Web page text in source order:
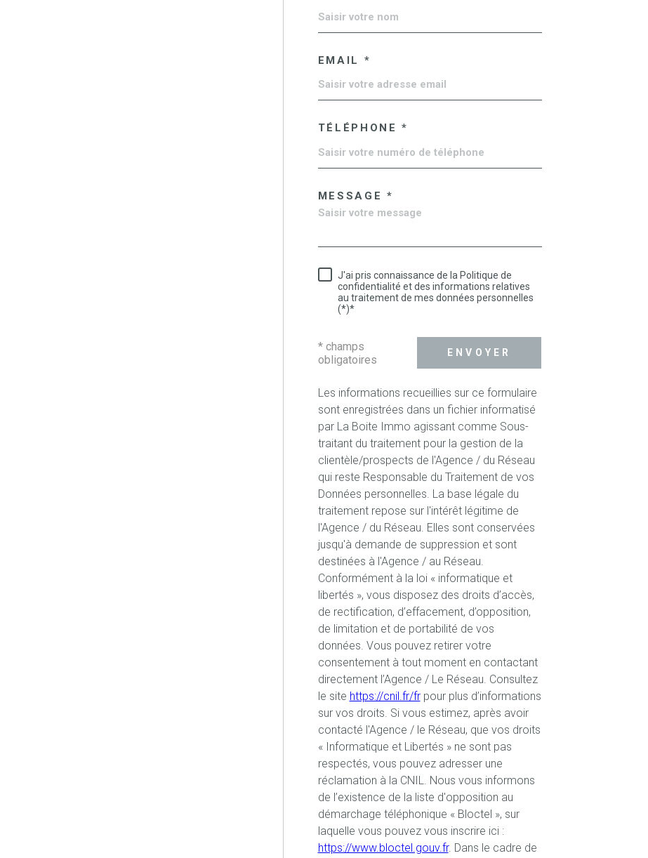
EMAIL *
TÉLÉPHONE *
MESSAGE *
J'ai pris connaissance de la Politique de
confidentialité et des informations relatives
au traitement de mes données personnelles
(*)*
* champs
obligatoires
ENVOYER
Les informations recueillies sur ce formulaire
sont enregistrées dans un fichier informatisé
par La Boite Immo agissant comme Sous-
traitant du traitement pour la gestion de la
clientèle/prospects de l'Agence / du Réseau
qui reste Responsable du Traitement de vos
Données personnelles. La base légale du
traitement repose sur l'intérêt légitime de
l'Agence / du Réseau. Elles sont conservées
jusqu'à demande de suppression et sont
destinées à l'Agence / au Réseau.
Conformément à la loi « informatique et
libertés », vous disposez des droits d’accès,
de rectification, d’effacement, d’opposition,
de limitation et de portabilité de vos
données. Vous pouvez retirer votre
consentement à tout moment en contactant
directement l’Agence / Le Réseau. Consultez
le site https://cnil.fr/frpour plus d’informations
sur vos droits. Si vous estimez, après avoir
contacté l'Agence / le Réseau, que vos droits
« Informatique et Libertés » ne sont pas
respectés, vous pouvez adresser une
réclamation à la CNIL. Nous vous informons
de l’existence de la liste d'opposition au
démarchage téléphonique « Bloctel », sur
laquelle vous pouvez vous inscrire ici :
https://www.bloctel.gouv.fr. Dans le cadre de